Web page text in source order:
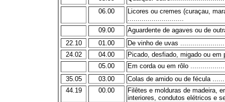
06.00
Licores ou cremes (curaçau,
09.00
Aguardente de agaves ou de
22.10
01.00
De vinho de uvas
24.02
04.00
Picado, desfiado, migado ou
05.00
Em corda ou em rôlo
35.05
03.00
Colas de amido ou de fécula
44.19
00.00
Filêtes e molduras de madeira,
interiores, condutos elétricos e